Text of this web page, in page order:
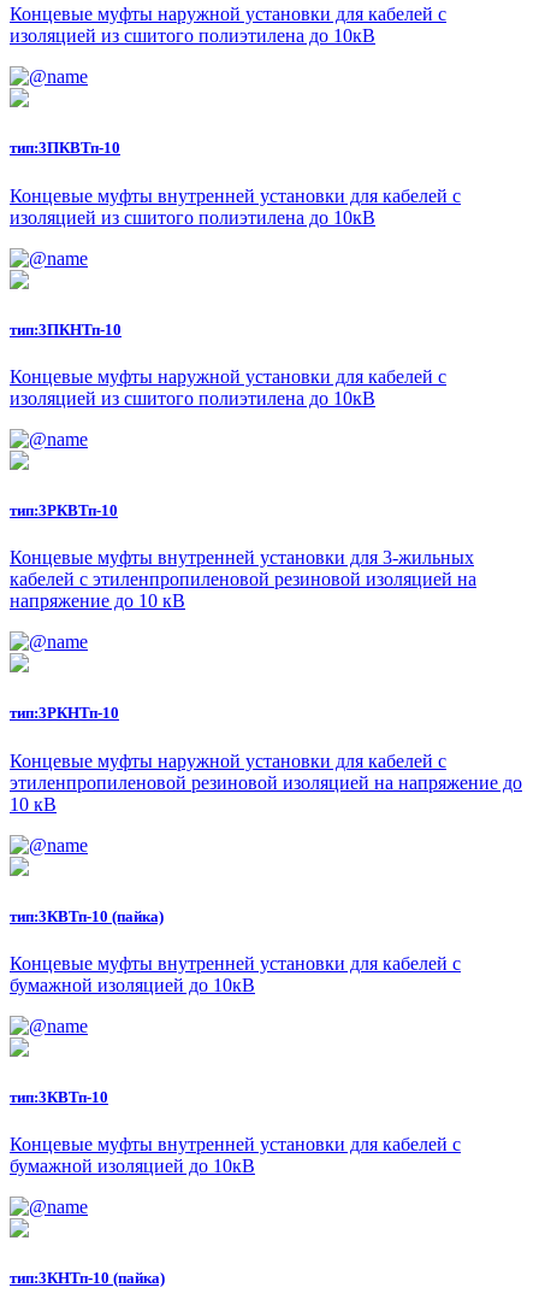
Концевые муфты наружной установки для кабелей с
изоляцией из сшитого полиэтилена до 10кВ
тип:3ПКВТп-10
Концевые муфты внутренней установки для кабелей с
изоляцией из сшитого полиэтилена до 10кВ
тип:3ПКНТп-10
Концевые муфты наружной установки для кабелей с
изоляцией из сшитого полиэтилена до 10кВ
тип:3РКВТп-10
Концевые муфты внутренней установки для 3-жильных
кабелей с этиленпропиленовой резиновой изоляцией на
напряжение до 10 кВ
тип:3РКНТп-10
Концевые муфты наружной установки для кабелей с
этиленпропиленовой резиновой изоляцией на напряжение до
10 кВ
тип:3КВТп-10 (пайка)
Концевые муфты внутренней установки для кабелей с
бумажной изоляцией до 10кВ
тип:3КВТп-10
Концевые муфты внутренней установки для кабелей с
бумажной изоляцией до 10кВ
тип:3КНТп-10 (пайка)